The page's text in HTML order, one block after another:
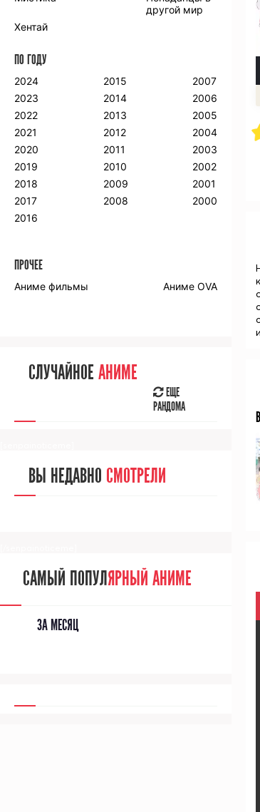
другой мир
Хентай
ПО ГОДУ
2024
2023
2022
2021
2020
2019
2018
2017
2016
2015
2014
2013
2012
2011
2010
2009
2008
2007
2006
2005
2004
2003
2002
2001
2000
ПРОЧЕЕ
Аниме фильмы Аниме OVA
СЛУЧАЙНОЕ АНИМЕ
ЕЩЕ
РАНДОМА
ВЫ НЕДАВНО СМОТРЕЛИ
САМЫЙ ПОПУЛЯРНЫЙ АНИМЕ
ЗА МЕСЯЦ